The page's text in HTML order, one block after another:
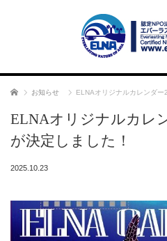
ホーム お知らせ ELNAオリジナルカレンダー
ELNAオリジナルカレ
が決定しました！
2025.10.23